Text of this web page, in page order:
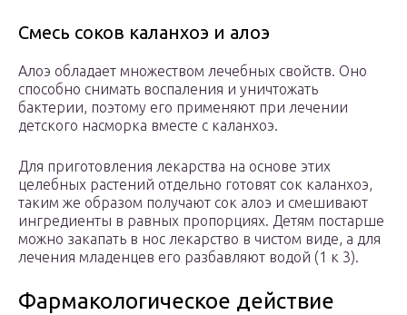
Смесь соков каланхоэ и алоэ
Алоэ обладает множеством лечебных свойств. Оно
способно снимать воспаления и уничтожать
бактерии, поэтому его применяют при лечении
детского насморка вместе с каланхоэ.
Для приготовления лекарства на основе этих
целебных растений отдельно готовят сок каланхоэ,
таким же образом получают сок алоэ и смешивают
ингредиенты в равных пропорциях. Детям постарше
можно закапать в нос лекарство в чистом виде, а для
лечения младенцев его разбавляют водой (1 к 3).
Фармакологическое действие